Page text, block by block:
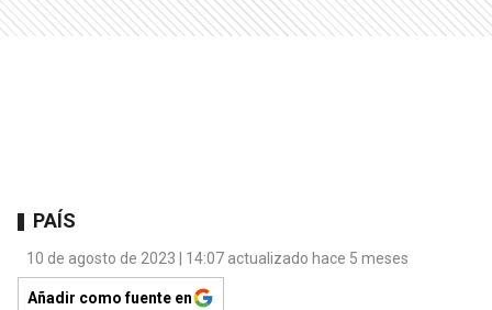
PAÍS
10 de agosto de 2023 | 14:07 actualizado hace 5 meses
Añadir como fuente en